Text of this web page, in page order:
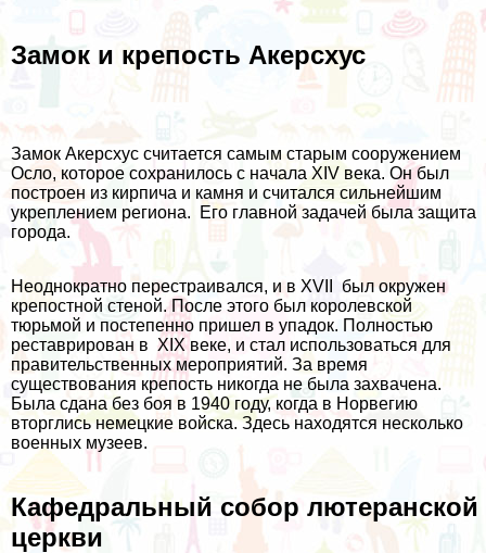
Замок и крепость Акерсхус
Замок Акерсхус считается самым старым сооружением
Осло, которое сохранилось с начала XIV века. Он был
построен из кирпича и камня и считался сильнейшим
укреплением региона. Его главной задачей была защита
города.
Неоднократно перестраивался, и в XVII был окружен
крепостной стеной. После этого был королевской
тюрьмой и постепенно пришел в упадок. Полностью
реставрирован в XIX веке, и стал использоваться для
правительственных мероприятий. За время
существования крепость никогда не была захвачена.
Была сдана без боя в 1940 году, когда в Норвегию
вторглись немецкие войска. Здесь находятся несколько
военных музеев.
Кафедральный собор лютеранской
церкви